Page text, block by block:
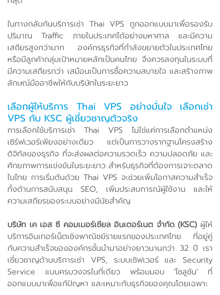
ในทางกลับกันบริการเช่า Thai VPS ถูกออกแบบมาเพื่อรองรับ
ปริมาณ Traffic ภายในประเทศได้อย่างมหาศาล และมีความ
เสถียรสูงกว่ามาก องค์กรธุรกิจที่กำลังขยายตัวในประเทศไทย
หรือมีลูกค้ากลุ่มเป้าหมายหลักเป็นคนไทย จึงควรลงทุนในระบบที่
มีความเสถียรกว่า เสมือนเป็นการซื้อความสบายใจ และสร้างภาพ
ลักษณ์มืออาชีพให้กับบริษัทในระยะยาว
เลือกผู้ให้บริการ Thai VPS อย่างมั่นใจ เลือกเช่า
VPS กับ KSC ผู้เชี่ยวชาญตัวจริง
การเลือกใช้บริการเช่า Thai VPS ไม่ใช่แค่การเลือกตำแหน่ง
เซิร์ฟเวอร์เพียงอย่างเดียว แต่เป็นการวางรากฐานโครงสร้าง
ดิจิทัลของธุรกิจ ที่จะส่งผลต่อความรวดเร็ว ความปลอดภัย และ
ศักยภาพการแข่งขันในระยะยาว สำหรับธุรกิจที่ต้องการเจาะตลาด
ในไทย การเริ่มต้นด้วย Thai VPS จะช่วยเพิ่มโอกาสความสำเร็จ
ทั้งด้านการสนับสนุน SEO, เพิ่มประสบการณ์ผู้ใช้งาน และให้
ความเสถียรของระบบอย่างมีนัยสำคัญ
บริษัท เค เอส ซี คอมเมอร์เชียล อินเตอร์เนต จำกัด (KSC) ผู้ให้
บริการอินเทอร์เน็ตเชิงพาณิชย์รายแรกของประเทศไทย ที่อยู่คู่
กับความสำเร็จขององค์กรชั้นนำมาอย่างยาวนานกว่า 32 ปี เรา
เชี่ยวชาญด้านบริการเช่า VPS, ระบบเซิฟเวอร์ และ Security
Service แบบครบวงจรในที่เดียว พร้อมมอบ 'โซลูชัน' ที่
ออกแบบมาเพื่อแก้ปัญหา และเหมาะกับธุรกิจของคุณโดยเฉพาะ